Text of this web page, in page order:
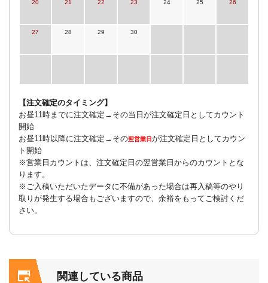
20 21 22 23 24 25 26
27 28 29 30
【注文確定のタイミング】
お昼11時までに注文確定→その当日が注文確定日としてカウント
開始
お昼11時以降に注文確定→その翌営業日が注文確定日としてカウン
ト開始
※営業日カウントは、注文確定日の翌営業日からのカウントとな
ります。
※ご入稿いただいたデータに不備があった場合は再入稿等のやり
取りが発生する場合もございますので、余裕をもってご検討くだ
さい。
関連している商品